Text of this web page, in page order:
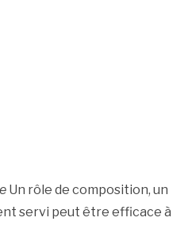
Un rôle de composition, un
servi peut être efficace à